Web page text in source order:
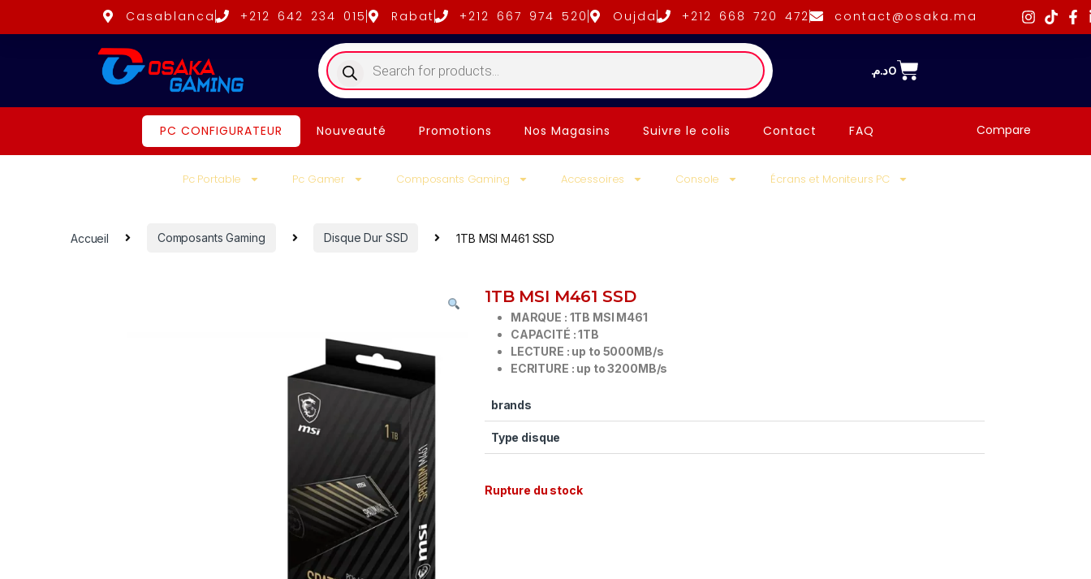
Casablanca +212 642 234 015 Rabat +212 667 974 520 Oujda +212 668 720 472 contact@osaka.ma
0د.م.
PC CONFIGURATEUR Nouveauté Promotions Nos Magasins Suivre le colis Contact FAQ Compare
Pc Portable Pc Gamer Composants Gaming Accessoires Console Écrans et Moniteurs PC
Accueil Composants Gaming Disque Dur SSD 1TB MSI M461 SSD
1TB MSI M461 SSD
MARQUE : 1TB MSI M461
CAPACITÉ : 1TB
LECTURE : up to 5000MB/s
ECRITURE : up to 3200MB/s
brands
Type disque
Rupture du stock